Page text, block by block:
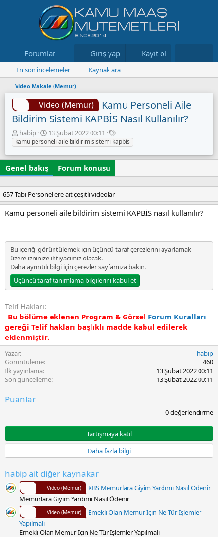
Forumlar Neler yeni Kaynaklar
Giriş yap Kayıt ol
En son incelemeler Kaynak ara
Video Makale (Memur)
Video (Memur)
Kamu Personeli Aile
Bildirim Sistemi KAPBİS Nasıl Kullanılır?
Y
a
z
a
r
habip
O
l
u
ş
t
u
r
u
l
m
r
i
h
i
13 Şubat 2022 00:11
E
t
i
k
t
l
r
kamu personeli aile bildirim sistemi kapbi̇s
Genel bakış Forum konusu
657 Tabi Personellere ait çeşitli videolar
Kamu personeli aile bildirim sistemi KAPBİS nasıl kullanılır?
Bu içeriği görüntülemek için üçüncü taraf çerezlerini ayarlamak
üzere izninize ihtiyacımız olacak.
Daha ayrıntılı bilgi için çerezler sayfamıza bakın.
Üçüncü taraf tanımlama bilgilerini kabul et
Telif Hakları
Bu bölüme eklenen Program & Görsel Forum Kuralları
gereği Telif hakları başlıklı madde kabul edilerek
eklenmiştir.
Yazar
habip
Görüntüleme
460
İlk yayınlama
13 Şubat 2022 00:11
Son güncelleme
13 Şubat 2022 00:11
Puanlar
0
y
ı
z
0 değerlendirme
Tartışmaya katıl
Daha fazla bilgi
habip ait diğer kaynakar
Video (Memur)
KBS Memurlara Giyim Yardımı Nasıl Ödenir
Memurlara Giyim Yardımı Nasıl Ödenir
Video (Memur)
Emekli Olan Memur Için Ne Tür Işlemler
Yapılmalı
Emekli Olan Memur Için Ne Tür Işlemler Yapılmalı